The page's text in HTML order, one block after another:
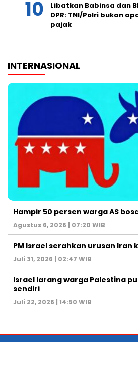
Libatkan Babinsa dan
DPR: TNI/Polri bukan
pajak
INTERNASIONAL
Hampir 50 persen warga AS
Agustus 6, 2026 | 07:20 WIB
PM Israel serahkan urusan Iran
Juli 31, 2026 | 02:47 WIB
Israel larang warga Palestina
sendiri
Juli 22, 2026 | 14:50 WIB